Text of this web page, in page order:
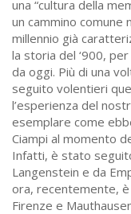
una “cultura della
un cammino comune
millennio già
la storia del ‘900,
da oggi. Più di una
seguito volentieri
l’esperienza del
esemplare come
Ciampi al momento
Infatti, è stato
Langenstein e da
ora, recentemente,
Firenze e